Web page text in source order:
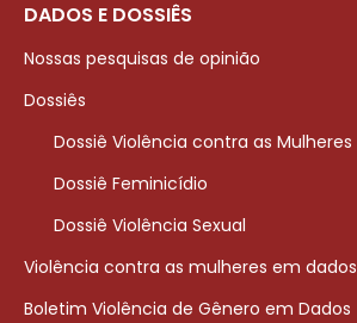
DADOS E DOSSIÊS
Nossas pesquisas de opinião
Dossiês
Dossiê Violência contra as Mulheres
Dossiê Feminicídio
Dossiê Violência Sexual
Violência contra as mulheres em dados
Boletim Violência de Gênero em Dados